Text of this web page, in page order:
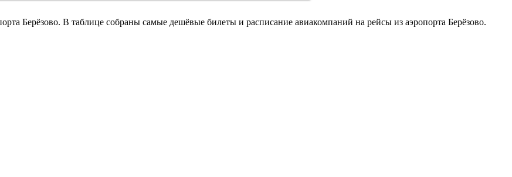
Берёзово. В таблице собраны самые дешёвые билеты и расписание авиакомпаний на рейсы из аэропорта Берёзово.